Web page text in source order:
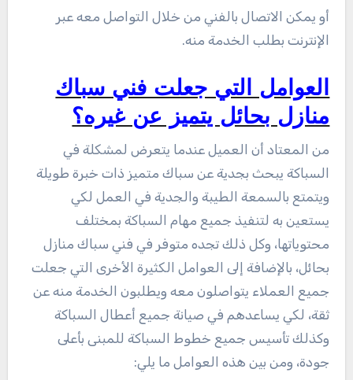
أو يمكن الاتصال بالفني من خلال التواصل معه عبر
الإنترنت بطلب الخدمة منه.
العوامل التي جعلت فني سباك
منازل بحائل يتميز عن غيره؟
من المعتاد أن العميل عندما يتعرض لمشكلة في
السباكة يبحث بجدية عن سباك متميز ذات خبرة طويلة
ويتمتع بالسمعة الطيبة والجدية في العمل لكي
يستعين به لتنفيذ جميع مهام السباكة بمختلف
محتوياتها، وكل ذلك تجده متوفر في فني سباك منازل
بحائل، بالإضافة إلى العوامل الكثيرة الأخرى التي جعلت
جميع العملاء يتواصلون معه ويطلبون الخدمة منه عن
ثقة، لكي يساعدهم في صيانة جميع أعطال السباكة
وكذلك تأسيس جميع خطوط السباكة للمبنى بأعلى
جودة، ومن بين هذه العوامل ما يلي: